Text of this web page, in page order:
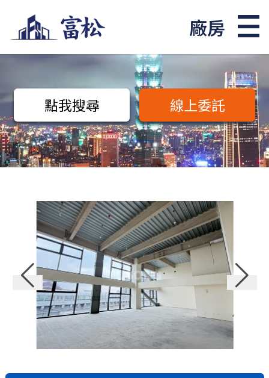
廠房
點我搜尋 線上委託